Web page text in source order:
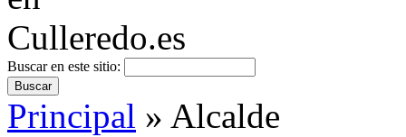
Buscar en este sitio:
Principal » Alcalde